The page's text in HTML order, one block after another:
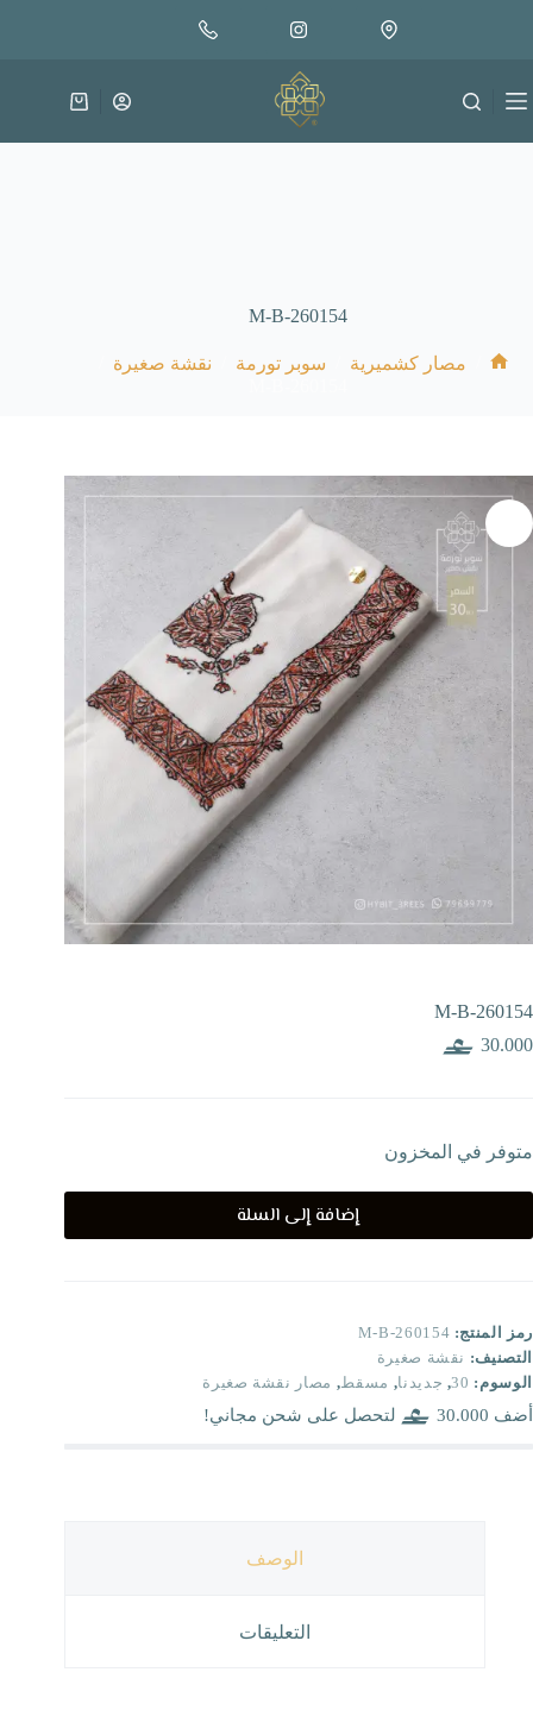
متوفر في المخزون
إضافة إلى السلة
عربة
M-B-260154
مصار كشميرية سوبر تورمة نقشة صغيرة
M-B-260154
30.000
متوفر في المخزون
إضافة إلى السلة
رمز المنتج: M-B-260154
التصنيف: نقشة صغيرة
الوسوم: 30
, جديدنا, مسقط, مصار نقشة صغيرة
أضف 30.000 لتحصل على شحن مجاني!
الوصف
التعليقات